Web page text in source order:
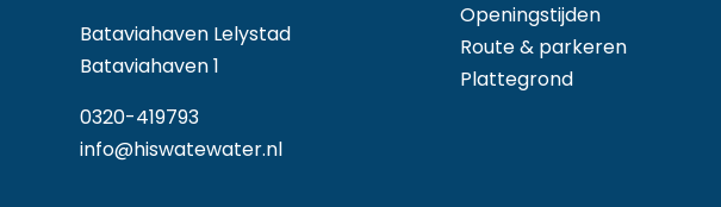
Bataviahaven Lelystad
Bataviahaven 1
0320-419793
info@hiswatewater.nl
Openingstijden
Route & parkeren
Plattegrond